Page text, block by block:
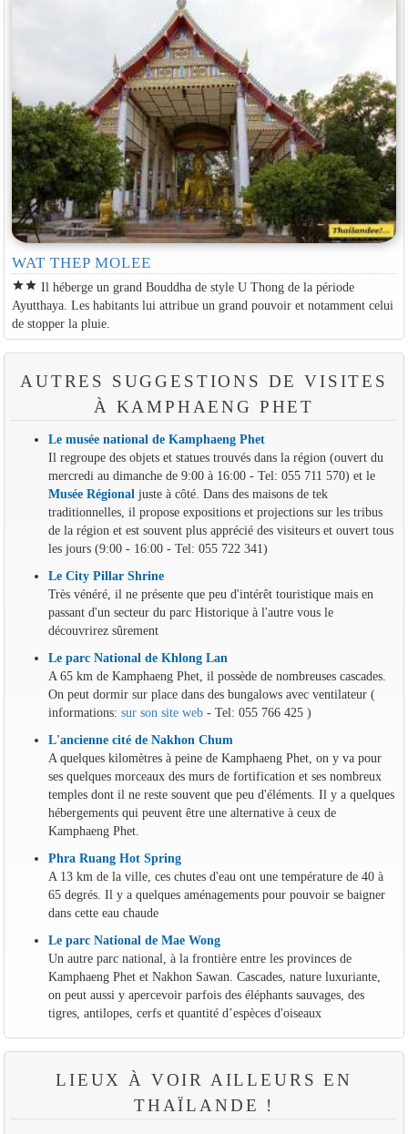
WAT THEP MOLEE
starstar Il héberge un grand Bouddha de style U Thong de la période
Ayutthaya. Les habitants lui attribue un grand pouvoir et notamment celui
de stopper la pluie.
AUTRES SUGGESTIONS DE VISITES
À KAMPHAENG PHET
Le musée national de Kamphaeng Phet
Il regroupe des objets et statues trouvés dans la région (ouvert du
mercredi au dimanche de 9:00 à 16:00 - Tel: 055 711 570) et le
Musée Régional juste à côté. Dans des maisons de tek
traditionnelles, il propose expositions et projections sur les tribus
de la région et est souvent plus apprécié des visiteurs et ouvert tous
les jours (9:00 - 16:00 - Tel: 055 722 341)
Le City Pillar Shrine
Très vénéré, il ne présente que peu d'intérêt touristique mais en
passant d'un secteur du parc Historique à l'autre vous le
découvrirez sûrement
Le parc National de Khlong Lan
A 65 km de Kamphaeng Phet, il possède de nombreuses cascades.
On peut dormir sur place dans des bungalows avec ventilateur (
informations: sur son site web- Tel: 055 766 425 )
L'ancienne cité de Nakhon Chum
A quelques kilomètres à peine de Kamphaeng Phet, on y va pour
ses quelques morceaux des murs de fortification et ses nombreux
temples dont il ne reste souvent que peu d'éléments. Il y a quelques
hébergements qui peuvent être une alternative à ceux de
Kamphaeng Phet.
Phra Ruang Hot Spring
A 13 km de la ville, ces chutes d'eau ont une température de 40 à
65 degrés. Il y a quelques aménagements pour pouvoir se baigner
dans cette eau chaude
Le parc National de Mae Wong
Un autre parc national, à la frontière entre les provinces de
Kamphaeng Phet et Nakhon Sawan. Cascades, nature luxuriante,
on peut aussi y apercevoir parfois des éléphants sauvages, des
tigres, antilopes, cerfs et quantité d’espèces d'oiseaux
LIEUX À VOIR AILLEURS EN
THAÏLANDE !